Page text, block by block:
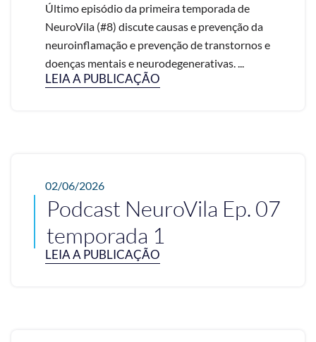
Último episódio da primeira temporada de
NeuroVila (#8) discute causas e prevenção da
neuroinflamação e prevenção de transtornos e
doenças mentais e neurodegenerativas. ...
LEIA A PUBLICAÇÃO
02/06/2026
Podcast NeuroVila Ep. 07
temporada 1
LEIA A PUBLICAÇÃO